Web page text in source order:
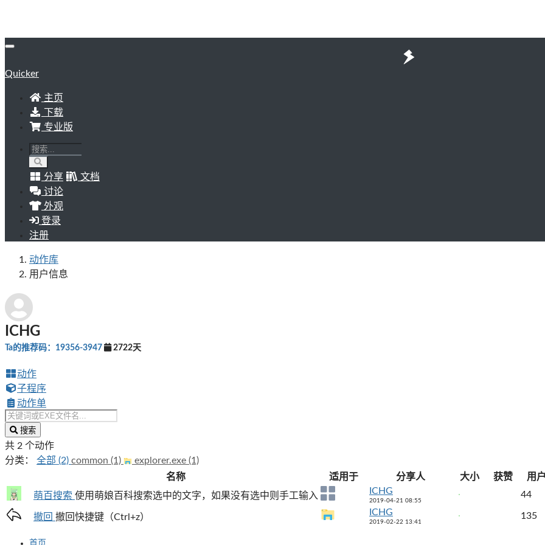
Quicker
主页
下载
专业版
分享
文档
讨论
外观
登录
注册
动作库
用户信息
ICHG
Ta的推荐码：19356-3947 2722天
动作
子程序
动作单
搜索
共 2 个动作
分类：
全部 (2) common (1)
explorer.exe (1)
名称
适用于 分享人 大小 获赞 用户
萌百搜索 使用萌娘百科搜索选中的文字，如果没有选中则手工输入 ICHG
2019-04-21 08:55
44
撤回 撤回快捷键（Ctrl+z） ICHG
2019-02-22 13:41
135
首页